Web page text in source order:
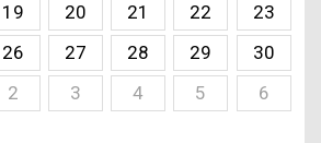
19 20 21 22
23
26 27 28 29
30
2 3 4 5 6